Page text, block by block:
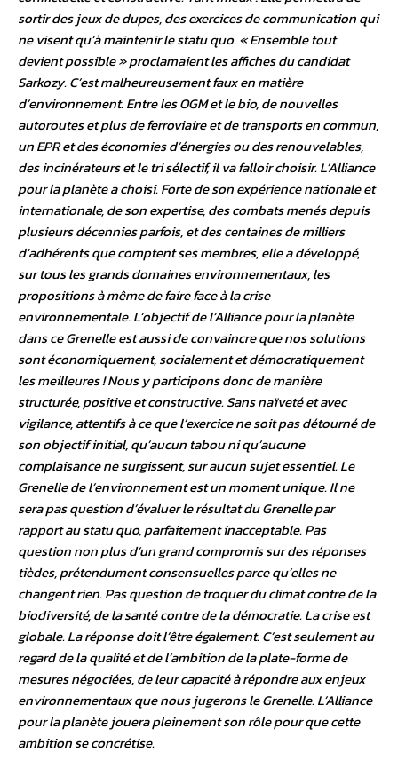
sortir des jeux de dupes, des exercices de communication qui
ne visent qu’à maintenir le statu quo. « Ensemble tout
devient possible » proclamaient les affiches du candidat
Sarkozy. C’est malheureusement faux en matière
d’environnement. Entre les OGM et le bio, de nouvelles
autoroutes et plus de ferroviaire et de transports en commun,
un EPR et des économies d’énergies ou des renouvelables,
des incinérateurs et le tri sélectif, il va falloir choisir. L’Alliance
pour la planète a choisi. Forte de son expérience nationale et
internationale, de son expertise, des combats menés depuis
plusieurs décennies parfois, et des centaines de milliers
d’adhérents que comptent ses membres, elle a développé,
sur tous les grands domaines environnementaux, les
propositions à même de faire face à la crise
environnementale. L’objectif de l’Alliance pour la planète
dans ce Grenelle est aussi de convaincre que nos solutions
sont économiquement, socialement et démocratiquement
les meilleures ! Nous y participons donc de manière
structurée, positive et constructive. Sans naïveté et avec
vigilance, attentifs à ce que l’exercice ne soit pas détourné de
son objectif initial, qu’aucun tabou ni qu’aucune
complaisance ne surgissent, sur aucun sujet essentiel. Le
Grenelle de l’environnement est un moment unique. Il ne
sera pas question d’évaluer le résultat du Grenelle par
rapport au statu quo, parfaitement inacceptable. Pas
question non plus d’un grand compromis sur des réponses
tièdes, prétendument consensuelles parce qu’elles ne
changent rien. Pas question de troquer du climat contre de la
biodiversité, de la santé contre de la démocratie. La crise est
globale. La réponse doit l’être également. C’est seulement au
regard de la qualité et de l’ambition de la plate-forme de
mesures négociées, de leur capacité à répondre aux enjeux
environnementaux que nous jugerons le Grenelle. L’Alliance
pour la planète jouera pleinement son rôle pour que cette
ambition se concrétise.